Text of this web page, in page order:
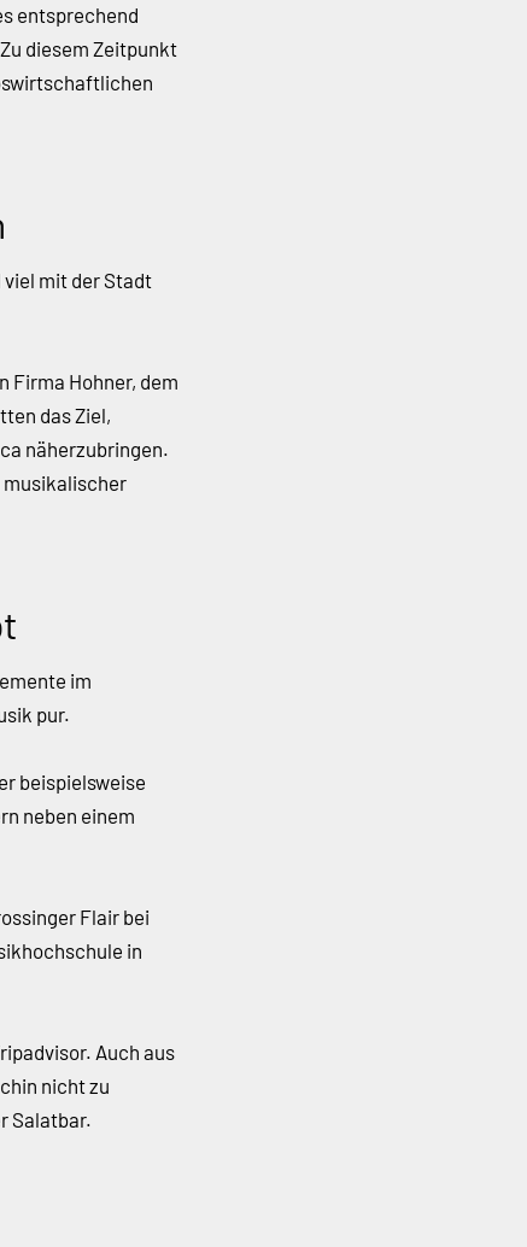
entsprechend
diesem Zeitpunkt
viel mit der Stadt
Firma Hohner, dem
das Ziel,
näherzubringen.
musikalischer
im
pur.
beispielsweise
neben einem
Flair bei
in
Auch aus
nicht zu
Salatbar.